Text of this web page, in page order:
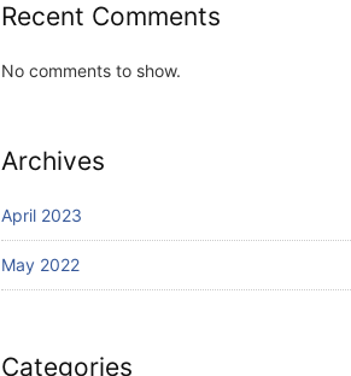
Recent Comments
No comments to show.
Archives
April 2023
May 2022
Categories